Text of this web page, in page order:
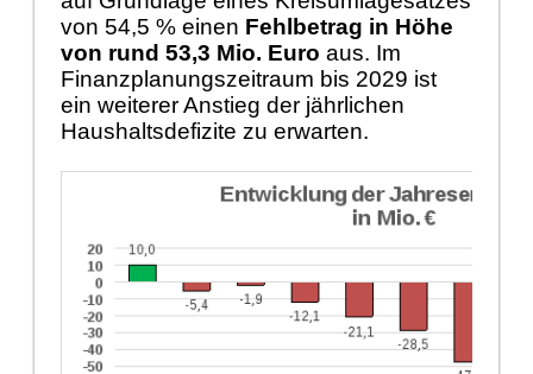
von 54,5 % einen Fehlbetrag in Höhe
von rund 53,3 Mio. Euro aus. Im
Finanzplanungszeitraum bis 2029 ist
ein weiterer Anstieg der jährlichen
Haushaltsdefizite zu erwarten.